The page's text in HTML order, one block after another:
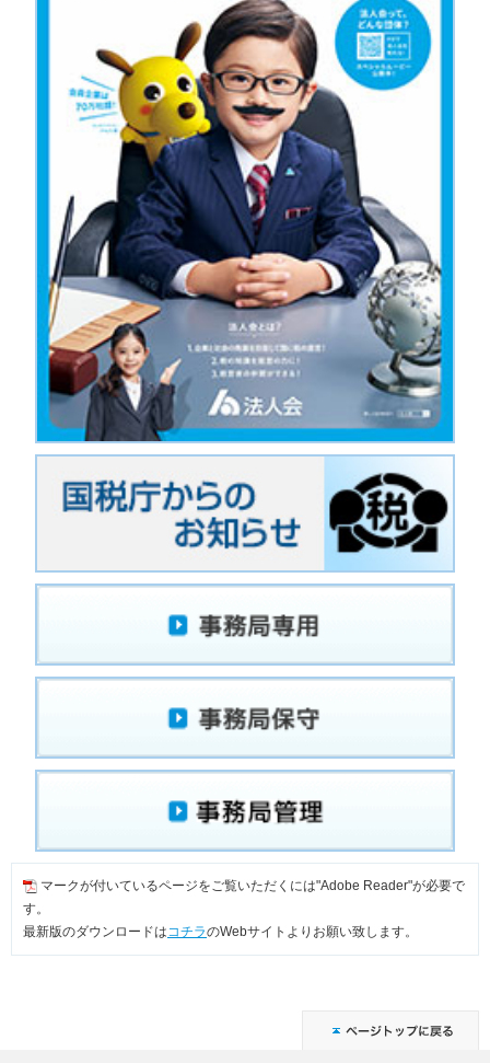
マークが付いているページをご覧いただくには"Adobe Reader"が必要で
す。
最新版のダウンロードはコチラのWebサイトよりお願い致します。